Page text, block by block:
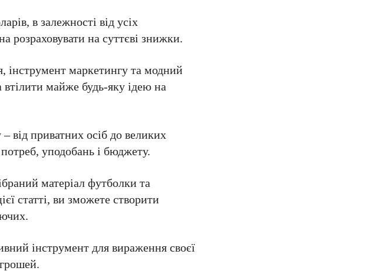
в залежності від усіх
розраховувати на суттєві знижки.
інструмент маркетингу та модний
втілити майже будь-яку ідею на
від приватних осіб до великих
уподобань і бюджету.
матеріал футболки та
статті, ви зможете створити
інструмент для вираження своєї